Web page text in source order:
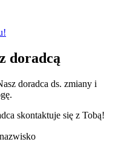
doradcą
doradca ds. zmiany i
skontaktuje się z Tobą!